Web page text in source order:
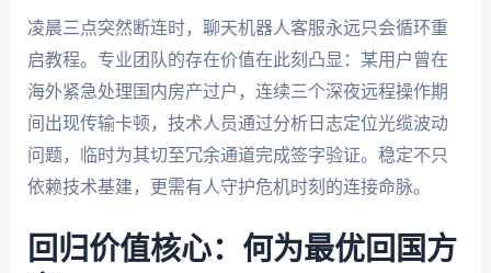
凌晨三点突然断连时，聊天机器人客服永远只会循环重
启教程。专业团队的存在价值在此刻凸显：某用户曾在
海外紧急处理国内房产过户，连续三个深夜远程操作期
间出现传输卡顿，技术人员通过分析日志定位光缆波动
问题，临时为其切至冗余通道完成签字验证。稳定不只
依赖技术基建，更需有人守护危机时刻的连接命脉。
回归价值核心：何为最优回国方